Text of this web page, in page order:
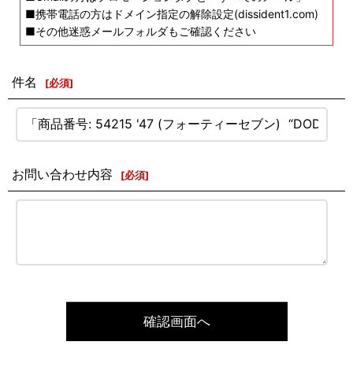
■携帯電話の方はドメイン指定の解除設定(dissident1.com)
■その他迷惑メールフォルダもご確認ください
件名 [必須]
お問い合わせ内容 [必須]
確認画面へ